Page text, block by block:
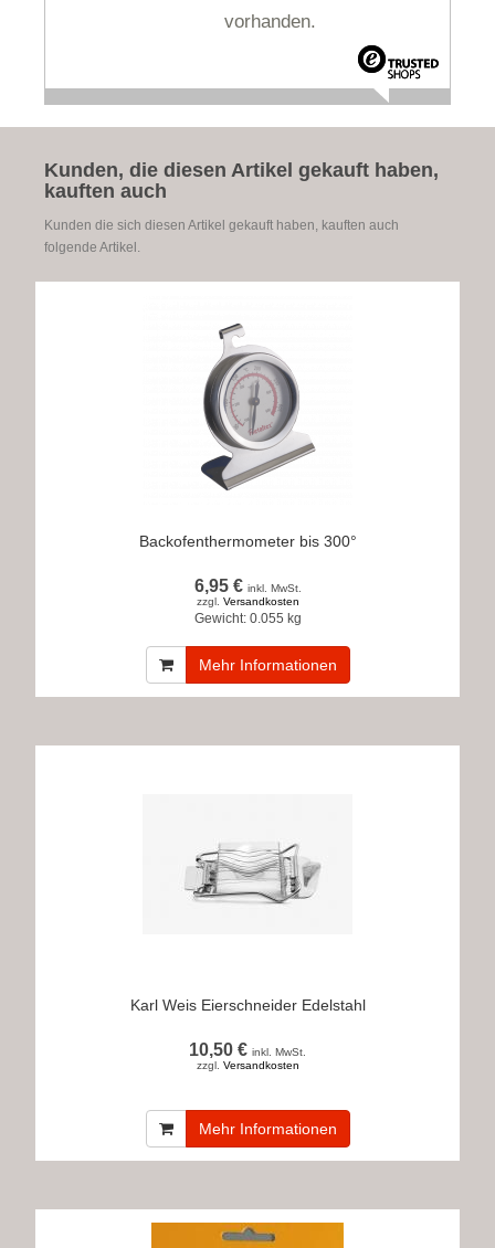
vorhanden.
Kunden, die diesen Artikel gekauft haben,
kauften auch
Kunden die sich diesen Artikel gekauft haben, kauften auch
folgende Artikel.
Backofenthermometer bis 300°
6,95 € inkl. MwSt.
zzgl. Versandkosten
Gewicht: 0.055 kg
Mehr Informationen
Karl Weis Eierschneider Edelstahl
10,50 € inkl. MwSt.
zzgl. Versandkosten
Mehr Informationen